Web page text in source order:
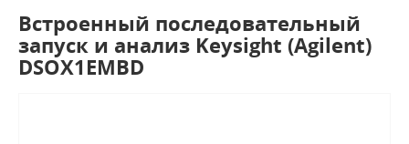
Встроенный последовательный
запуск и анализ Keysight (Agilent)
DSOX1EMBD